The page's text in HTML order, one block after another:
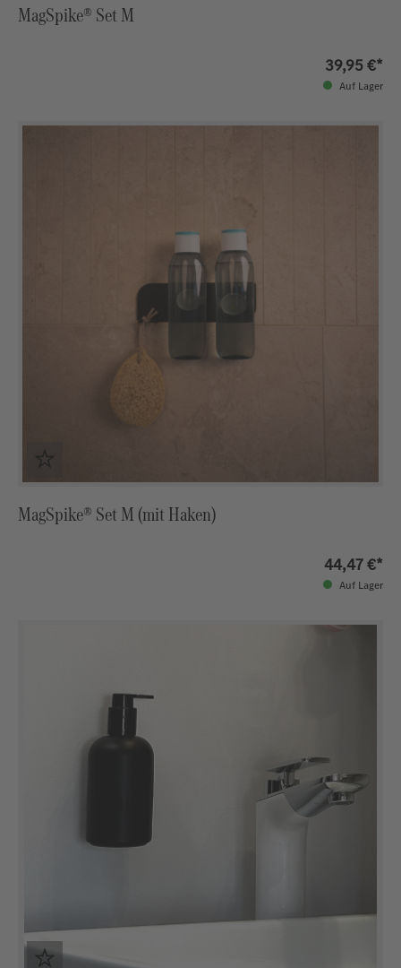
MagSpike® Set M
39,95 €*
Auf Lager
MagSpike® Set M (mit Haken)
44,47 €*
Auf Lager